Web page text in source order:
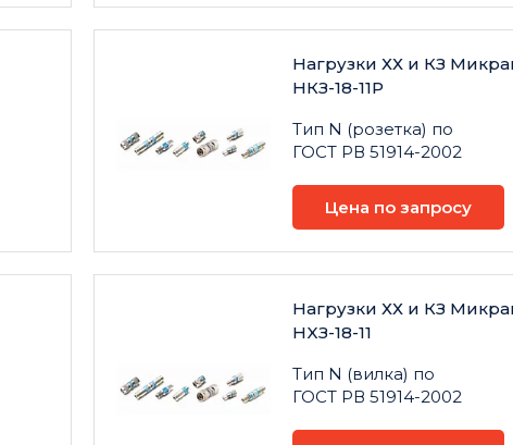
Нагрузки ХХ и КЗ
НКЗ-18-11Р
Тип N (розетка) по
ГОСТ РВ 51914-2002
Цена по запросу
Нагрузки ХХ и КЗ
НXЗ-18-11
Тип N (вилка) по
ГОСТ РВ 51914-2002